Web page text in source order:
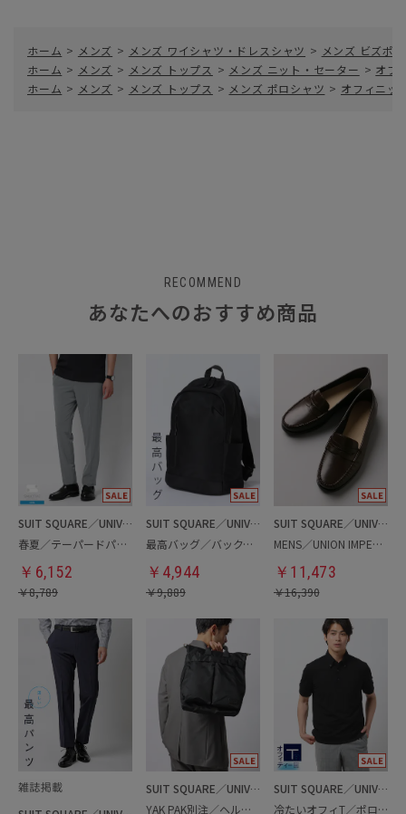
ホーム > メンズ > メンズ ワイシャツ・ドレスシャツ > メンズ ビズポロ
ホーム > メンズ > メンズ トップス > メンズ ニット・セーター > オフ
ホーム > メンズ > メンズ トップス > メンズ ポロシャツ > オフィニッ
RECOMMEND
あなたへのおすすめ商品
SUIT SQUARE／UNIVERSAL LANGUAGE
春夏／テーパードパンツ
￥ 6,152
￥8,789
SUIT SQUARE／UNIVERSAL LANGUAGE
最高バッグ／バックパック
￥ 4,944
￥9,889
SUIT SQUARE／UNIVERSAL LANGUAGE
MENS／UNION IMPERIAL監修／コインローファー
￥ 11,473
￥16,390
SUIT SQUARE／UNIVERSAL LANGUAGE
YAK PAK別注／ヘルメットバッグ
SUIT SQUARE／UNIVERSAL LANGUAGE
冷たいオフィT／ポロシャツ